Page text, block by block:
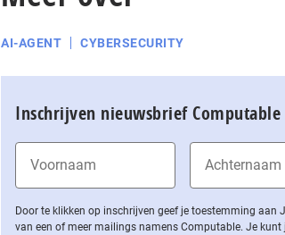
AI-AGENT CYBERSECURITY
Inschrijven nieuwsbrief Computable
Door te klikken op inschrijven geef je toestemming aan
van een of meer mailings namens Computable. Je